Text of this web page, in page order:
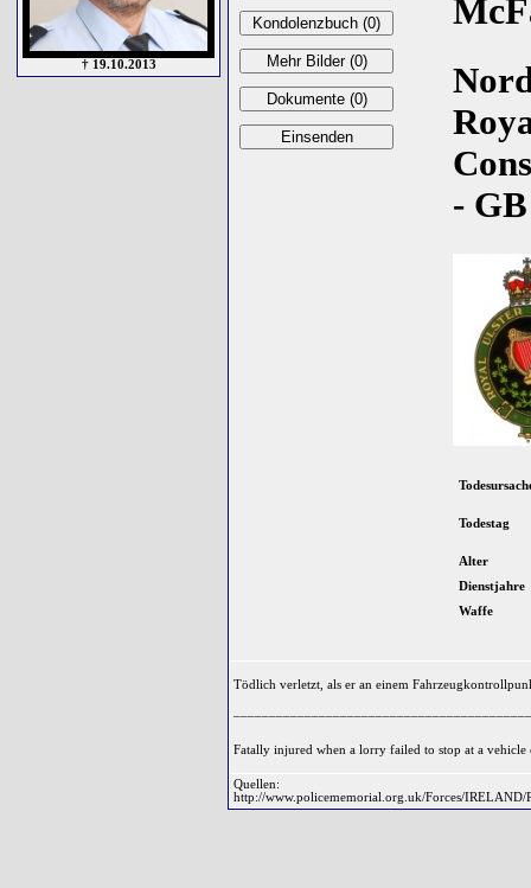
† 19.10.2013
-
Todestag
Alter
Dienstjahre
Waffe
Tödlich verletzt, als er an einem
Fatally injured when a lorry failed to stop at a vehicle
Quellen:
http://www.policememorial.org.uk/Forces/IRELAND/